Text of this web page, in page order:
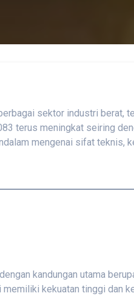
sektor industri berat,
terus meningkat seiring
mengenai sifat teknis,
kandungan utama
kekuatan tinggi dan